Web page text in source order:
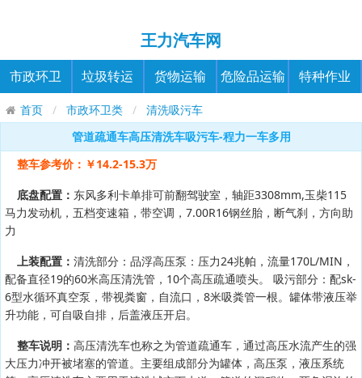
王力汽车网
市政环卫 垃圾转运 货物运输 危险品运输 特种作业
首页 市政环卫类
清洗吸污车
管道疏通车高压清洗车吸污车-程力一车多用
整车参考价：￥14.2-15.3万
底盘配置： 东风多利卡单排可前翻驾驶室，轴距3308mm,玉柴115
马力发动机，五档变速箱，带空调，7.00R16钢丝胎，断气刹，方向助
力
上装配置： 清洗部分：品浮高压泵：压力24兆帕，流量170L/MIN，
配备直径19的60米高压清洗管，10个高压疏通喷头。 吸污部分：配sk-
6型水循环真空泵，带视粪窗，自流口，8米吸粪管一根。罐体带液压举
升功能，可自吸自排，后盖液压开启。
整车说明： 高压清洗车也称之为管道疏通车，通过高压水流产生的强
大压力冲开被堵塞的管道。主要组成部分为罐体，高压泵，液压系统